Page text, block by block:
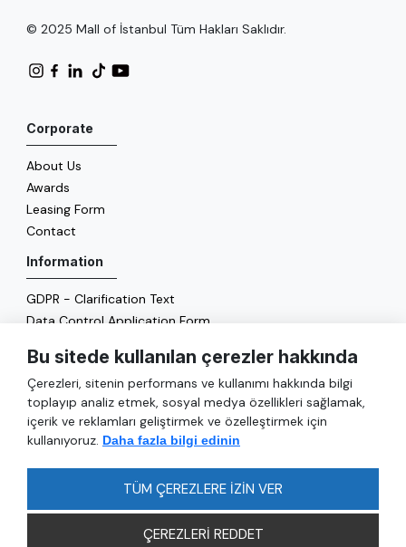
© 2025 Mall of İstanbul Tüm Hakları Saklıdır.
Corporate
About Us
Awards
Leasing Form
Contact
Information
GDPR - Clarification Text
Data Control Application Form
Energy Policy
General
Services
Bu sitede kullanılan çerezler hakkında
Çerezleri, sitenin performans ve kullanımı hakkında bilgi
toplayıp analiz etmek, sosyal medya özellikleri sağlamak,
içerik ve reklamları geliştirmek ve özelleştirmek için
kullanıyoruz. Daha fazla bilgi edinin
TÜM ÇEREZLERE İZİN VER
ÇEREZLERİ REDDET